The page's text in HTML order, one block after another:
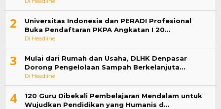
2
Universitas Indonesia dan PERADI Profesional
Buka Pendaftaran PKPA Angkatan I 20…
Di Headline
3
Mulai dari Rumah dan Usaha, DLHK Denpasar
Dorong Pengelolaan Sampah Berkelanjuta…
Di Headline
4
120 Guru Dibekali Pembelajaran Mendalam untuk
Wujudkan Pendidikan yang Humanis d…